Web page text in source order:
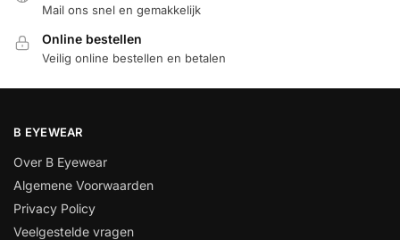
Mail ons snel en gemakkelijk
Online bestellen
Veilig online bestellen en betalen
B EYEWEAR
Over B Eyewear
Algemene Voorwaarden
Privacy Policy
Veelgestelde vragen